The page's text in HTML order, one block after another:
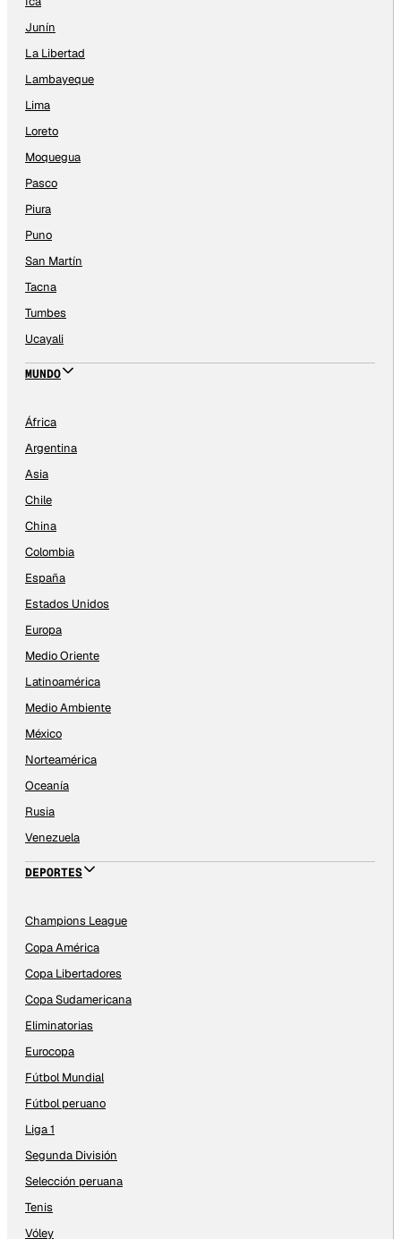
Junín
La Libertad
Lambayeque
Lima
Loreto
Moquegua
Pasco
Piura
Puno
San Martín
Tacna
Tumbes
Ucayali
MUNDO
África
Argentina
Asia
Chile
China
Colombia
España
Estados Unidos
Europa
Medio Oriente
Latinoamérica
Medio Ambiente
México
Norteamérica
Oceanía
Rusia
Venezuela
DEPORTES
Champions League
Copa América
Copa Libertadores
Copa Sudamericana
Eliminatorias
Eurocopa
Fútbol Mundial
Fútbol peruano
Liga 1
Segunda División
Selección peruana
Tenis
Vóley